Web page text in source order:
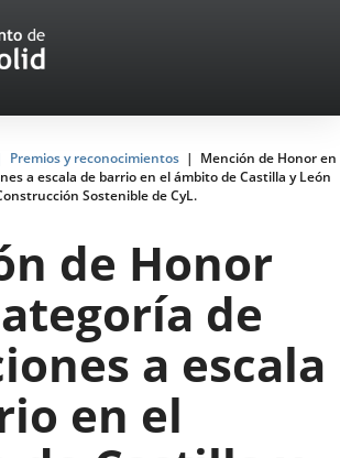
Premios y reconocimientos
Mención de Honor en
a escala de barrio en el ámbito de Castilla y León
Sostenible de CyL.
de Honor
de
a escala
en el